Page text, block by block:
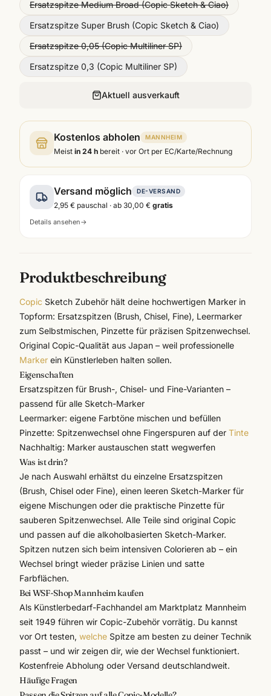
Ersatzspitze Medium Broad (Copic Sketch & Ciao)
Ersatzspitze Super Brush (Copic Sketch & Ciao)
Ersatzspitze 0,05 (Copic Multiliner SP)
Ersatzspitze 0,3 (Copic Multiliner SP)
Aktuell ausverkauft
Kostenlos abholen MANNHEIM
Meist in 24 h bereit · vor Ort per EC/Karte/Rechnung
Versand möglich DE-VERSAND
2,95 € pauschal · ab 30,00 € gratis
Details ansehen→
Produktbeschreibung
Copic Sketch Zubehör hält deine hochwertigen Marker in
Topform: Ersatzspitzen (Brush, Chisel, Fine), Leermarker
zum Selbstmischen, Pinzette für präzisen Spitzenwechsel.
Original Copic-Qualität aus Japan – weil professionelle
Marker ein Künstlerleben halten sollen.
Eigenschaften
Ersatzspitzen für Brush-, Chisel- und Fine-Varianten –
passend für alle Sketch-Marker
Leermarker: eigene Farbtöne mischen und befüllen
Pinzette: Spitzenwechsel ohne Fingerspuren auf der Tinte
Nachhaltig: Marker austauschen statt wegwerfen
Was ist drin?
Je nach Auswahl erhältst du einzelne Ersatzspitzen
(Brush, Chisel oder Fine), einen leeren Sketch-Marker für
eigene Mischungen oder die praktische Pinzette für
sauberen Spitzenwechsel. Alle Teile sind original Copic
und passen auf die alkoholbasierten Sketch-Marker.
Spitzen nutzen sich beim intensiven Colorieren ab – ein
Wechsel bringt wieder präzise Linien und satte
Farbflächen.
Bei WSF-Shop Mannheim kaufen
Als Künstlerbedarf-Fachhandel am Marktplatz Mannheim
seit 1949 führen wir Copic-Zubehör vorrätig. Du kannst
vor Ort testen, welche Spitze am besten zu deiner Technik
passt – und wir zeigen dir, wie der Wechsel funktioniert.
Kostenfreie Abholung oder Versand deutschlandweit.
Häufige Fragen